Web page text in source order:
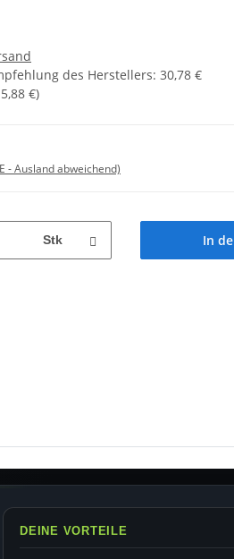
des Herstellers: 30,78 €
5,88 €)
- Ausland abweichend)
Stk In
DEINE VORTEILE